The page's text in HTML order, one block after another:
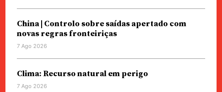
China | Controlo sobre saídas apertado com
novas regras fronteiriças
7 Ago 2026
Clima: Recurso natural em perigo
7 Ago 2026